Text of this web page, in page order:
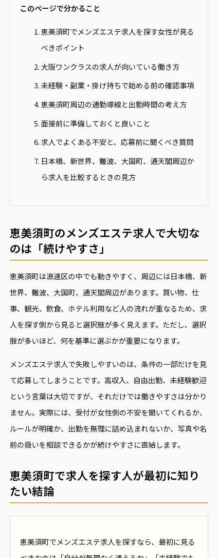
このページで分かること
恵美須町でメンズエステ求人を探す女性が見る
べきポイント
大阪ワンクラスの求人が向いている働き方
未経験・副業・掛け持ちで始める前の確認事項
恵美須町周辺の通勤導線と出勤時間の考え方
面接前に準備しておくと良いこと
求人でよくある不安と、応募前に聞くべき質問
日本橋、新世界、難波、大国町、通天閣周辺か
ら求人を比較するときの見方
恵美須町のメンズエステ求人で大切な
のは「続けやすさ」
恵美須町は浪速区の中でも動きやすく、周辺には日本橋、新
世界、難波、大国町、通天閣周辺があります。買い物、仕
事、観光、飲食、ホテル利用など人の流れが重なるため、求
人を探す側から見ると選択肢が多く見えます。ただし、選択
肢が多いほど、何を基準に選ぶかが重要になります。
メンズエステ求人で失敗しやすいのは、条件の一部だけを見
て応募してしまうことです。高収入、自由出勤、未経験歓迎
という言葉は大切ですが、それだけでは働きやすさは分かり
ません。実際には、受付が女性側の不安を聞いてくれるか、
ルールが明確か、出勤を無理に詰め込まれないか、写真や名
前の扱いを相談できるかが続けやすさに直結します。
恵美須町で求人を探す人が最初に知り
たい結論
恵美須町でメンズエステ求人を探すなら、最初に見る